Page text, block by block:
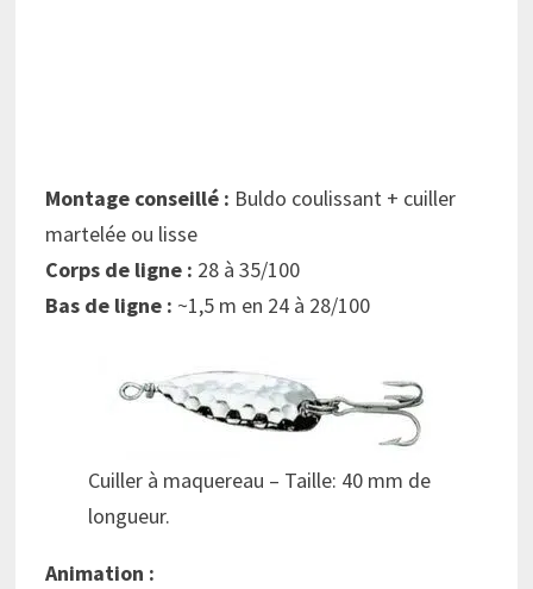
Montage conseillé : Buldo coulissant + cuiller
martelée ou lisse
Corps de ligne : 28 à 35/100
Bas de ligne : ~1,5 m en 24 à 28/100
Cuiller à maquereau – Taille: 40 mm de
longueur.
Animation :